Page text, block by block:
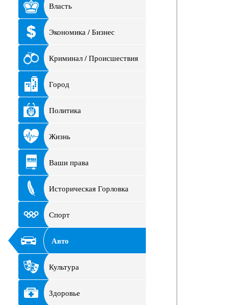
Власть
Экономика / Бизнес
Криминал / Происшествия
Город
Политика
Жизнь
Ваши права
Историческая Горловка
Спорт
Авто
Культура
Здоровье